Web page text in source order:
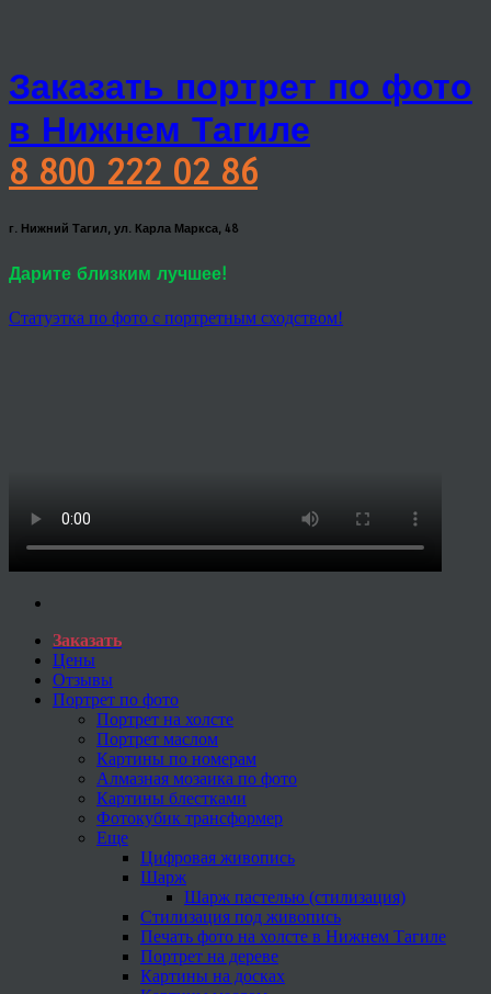
Заказать портрет по фото
в Нижнем Тагиле
8 800 222 02 86
г. Нижний Тагил, ул. Карла Маркса, 48
Дарите близким лучшее!
Статуэтка по фото с портретным сходством!
Заказать
Цены
Отзывы
Портрет по фото
Портрет на холсте
Портрет маслом
Картины по номерам
Алмазная мозаика по фото
Картины блестками
Фотокубик трансформер
Еще
Цифровая живопись
Шарж
Шарж пастелью (стилизация)
Стилизация под живопись
Печать фото на холсте в Нижнем Тагиле
Портрет на дереве
Картины на досках